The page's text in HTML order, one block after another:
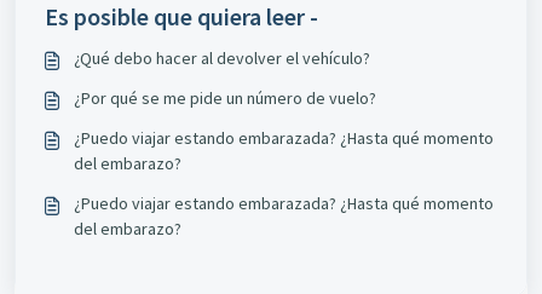
Es posible que quiera leer -
¿Qué debo hacer al devolver el vehículo?
¿Por qué se me pide un número de vuelo?
¿Puedo viajar estando embarazada? ¿Hasta qué momento
del embarazo?
¿Puedo viajar estando embarazada? ¿Hasta qué momento
del embarazo?